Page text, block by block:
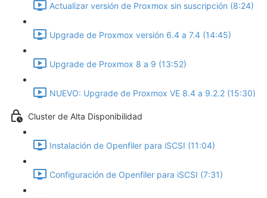
Actualizar versión de Proxmox sin suscripción (8:24)
Upgrade de Proxmox versión 6.4 a 7.4 (14:45)
Upgrade de Proxmox 8 a 9 (13:52)
NUEVO: Upgrade de Proxmox VE 8.4 a 9.2.2 (15:30)
Cluster de Alta Disponibilidad
Instalación de Openfiler para iSCSI (11:04)
Configuración de Openfiler para iSCSI (7:31)